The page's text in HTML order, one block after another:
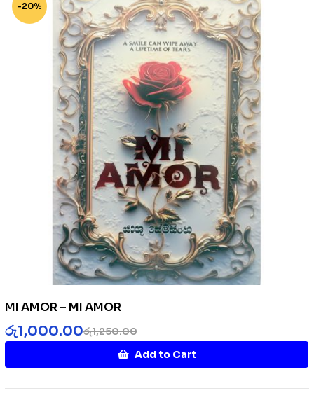
-20%
MI AMOR – MI AMOR
රු1,250.00
රු1,000.00
Add to Cart